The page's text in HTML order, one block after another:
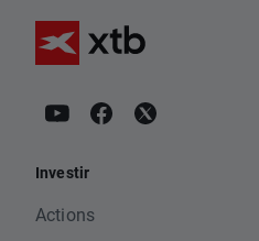
Investir
Actions